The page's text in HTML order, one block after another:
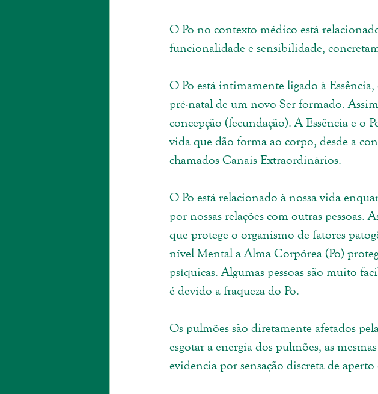
O Po no contexto médico está
funcionalidade e sensibilidade,
O Po está intimamente ligado à
pré-natal de um novo Ser formado.
concepção (fecundação). A Essência e o
vida que dão forma ao corpo, desde a
chamados Canais Extraordinários.
O Po está relacionado à nossa vida
por nossas relações com outras
que protege o organismo de fatores
nível Mental a Alma Corpórea (Po)
psíquicas. Algumas pessoas são muito
é devido a fraqueza do Po.
Os pulmões são diretamente afetados
esgotar a energia dos pulmões, as
evidencia por sensação discreta de